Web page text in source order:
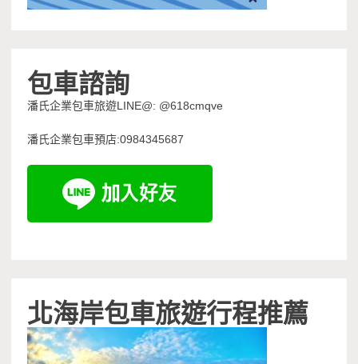
包車諮詢
潘氏企業包車旅遊LINE@: @618cmqve
潘氏企業包車預店:0984345687
北海岸包車旅遊行程推薦